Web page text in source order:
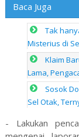
Baca Juga
Tak
Misterius di
Klaim
Lama,
Sosok
Sel Otak,
- Lakukan